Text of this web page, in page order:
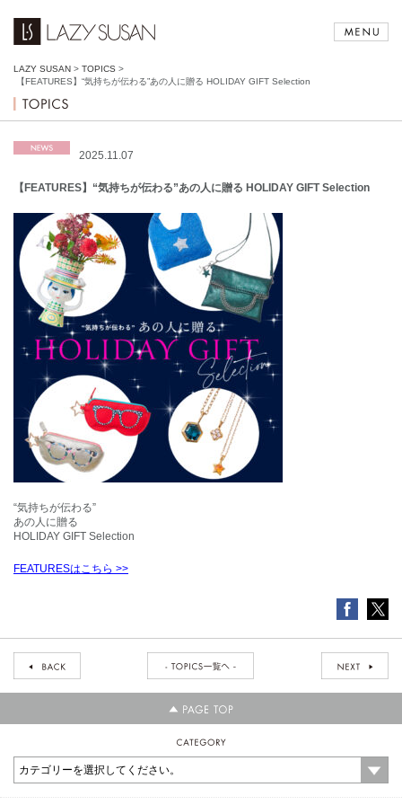
LAZY SUSAN > TOPICS >
【FEATURES】“気持ちが伝わる”あの人に贈る HOLIDAY GIFT Selection
2025.11.07
【FEATURES】“気持ちが伝わる”あの人に贈る HOLIDAY GIFT Selection
“気持ちが伝わる”
あの人に贈る
HOLIDAY GIFT Selection
FEATURESはこちら >>